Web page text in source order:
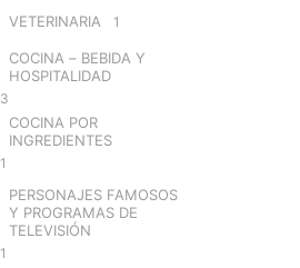
VETERINARIA 1
COCINA – BEBIDA Y
HOSPITALIDAD
3
COCINA POR
INGREDIENTES
1
PERSONAJES FAMOSOS
Y PROGRAMAS DE
TELEVISIÓN
1